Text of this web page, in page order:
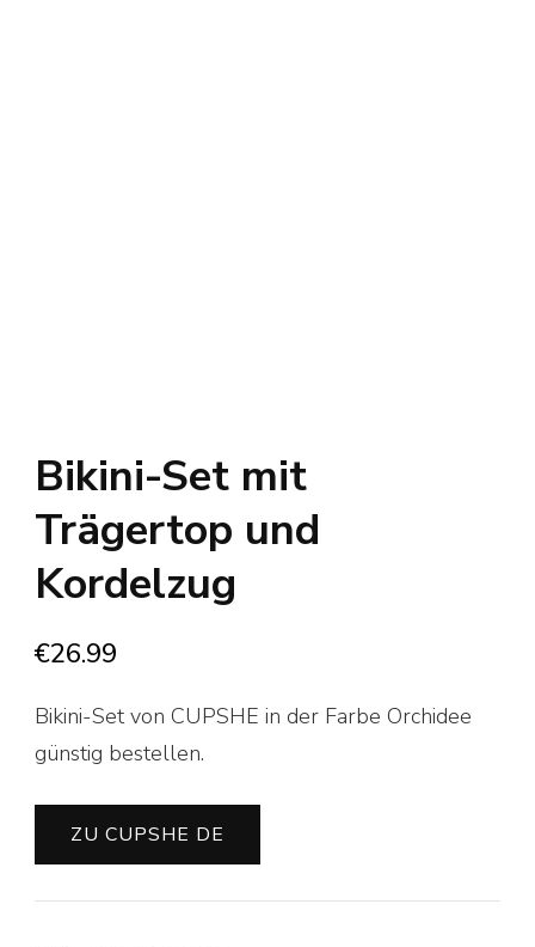
Bikini-Set mit
Trägertop und
Kordelzug
€26.99
Bikini-Set von CUPSHE in der Farbe Orchidee
günstig bestellen.
ZU CUPSHE DE